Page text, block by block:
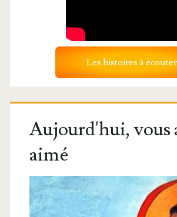
Les histoires à écouter
Aujourd'hui, vous
aimé